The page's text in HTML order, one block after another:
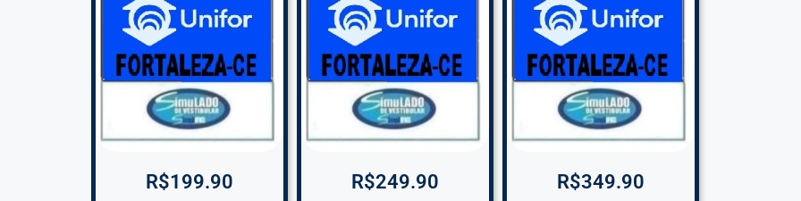
R$199.90 R$249.90 R$349.90